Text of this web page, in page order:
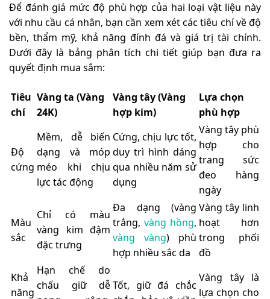
Để đánh giá mức độ phù hợp của hai loại vật liệu này
với nhu cầu cá nhân, bạn cần xem xét các tiêu chí về độ
bền, thẩm mỹ, khả năng đính đá và giá trị tài chính.
Dưới đây là bảng phân tích chi tiết giúp bạn đưa ra
quyết định mua sắm:
Tiêu
chí
Vàng ta (Vàng
24K)
Vàng tây (Vàng
hợp kim)
Lựa chọn
phù hợp
Độ
cứng
Mềm, dễ biến
dạng và móp
méo khi chịu
lực tác động
Cứng, chịu lực tốt,
duy trì hình dáng
qua nhiều năm sử
dụng
Vàng tây phù
hợp cho
trang sức
đeo hàng
ngày
Màu
sắc
Chỉ có màu
vàng kim đậm
đặc trưng
Đa dạng (vàng
trắng, vàng hồng,
vàng vàng) phù
hợp nhiều sắc da
Vàng tây linh
hoạt hơn
trong phối
đồ
Khả
năng
Hạn chế do
chấu giữ dễTốt, giữ đá chắc
Vàng tây là
lựa chọn cho